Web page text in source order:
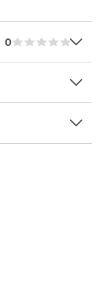
0